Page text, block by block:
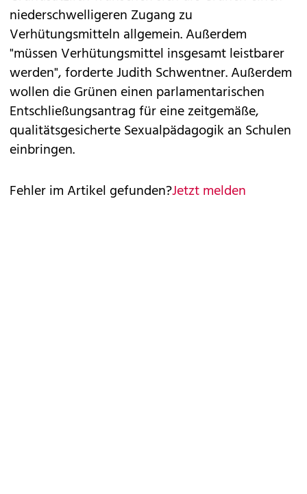
niederschwelligeren Zugang zu
Verhütungsmitteln allgemein. Außerdem
"müssen Verhütungsmittel insgesamt leistbarer
werden", forderte Judith Schwentner. Außerdem
wollen die Grünen einen parlamentarischen
Entschließungsantrag für eine zeitgemäße,
qualitätsgesicherte Sexualpädagogik an Schulen
einbringen.
Fehler im Artikel gefunden?Jetzt melden